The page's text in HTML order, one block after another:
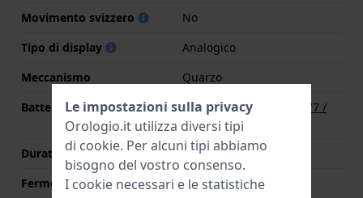
Movimento svizzero
No
Tipo di display
Analogico
Meccanismo
Quarzo
Batteria
Batteria Renata R377 377 /
SR626SW / SG4
Durata della batteria
36 mesi
Fermo macchina
Si
Le impostazioni sulla privacy
Orologio.it utilizza diversi tipi
di cookie. Per alcuni tipi abbiamo
bisogno del vostro consenso.
I cookie necessari e le statistiche